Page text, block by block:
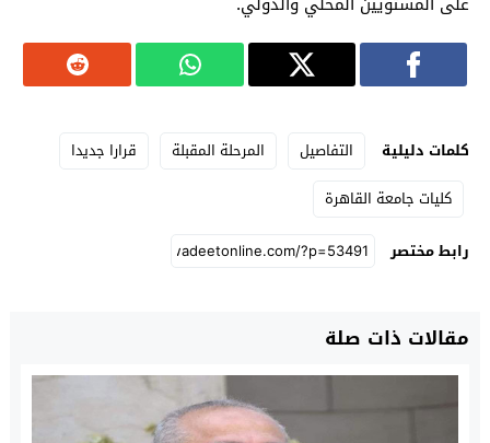
كلمات دليلية التفاصيل المرحلة المقبلة
قرارا جديدا
كليات جامعة القاهرة
رابط مختصر
مقالات ذات صلة